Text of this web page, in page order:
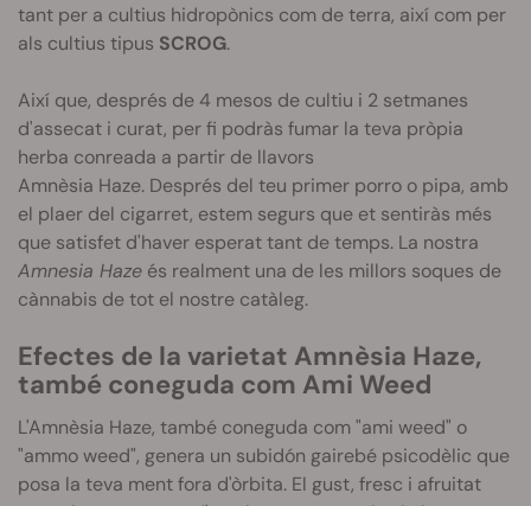
tant per a cultius hidropònics com de terra, així com per
als cultius tipus SCROG.
Així que, després de 4 mesos de cultiu i 2 setmanes
d'assecat i curat, per fi podràs fumar la teva pròpia
herba conreada a partir de llavors
Amnèsia Haze. Després del teu primer porro o pipa, amb
el plaer del cigarret, estem segurs que et sentiràs més
que satisfet d'haver esperat tant de temps. La nostra
Amnesia Haze és realment una de les millors soques de
cànnabis de tot el nostre catàleg.
Efectes de la varietat Amnèsia Haze,
també coneguda com Ami Weed
L'Amnèsia Haze, també coneguda com "ami weed" o
"ammoweed", genera un subidón gairebé psicodèlic que
posa la teva ment fora d'òrbita. El gust, fresc i afruitat